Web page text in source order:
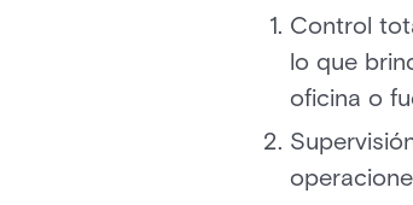
Control
lo que
oficina o